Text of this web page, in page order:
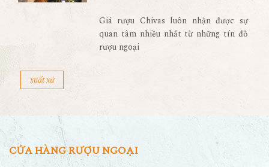
Giá rượu Chivas luôn nhận được sự
quan tâm nhiều nhất từ những tín đồ
rượu ngoại
xuất xứ
CỬA HÀNG RƯỢU NGOẠI